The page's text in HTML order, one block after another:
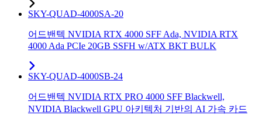
SKY-QUAD-4000SA-20
어드밴텍 NVIDIA RTX 4000 SFF Ada, NVIDIA RTX
4000 Ada PCIe 20GB SSFH w/ATX BKT BULK
SKY-QUAD-4000SB-24
어드밴텍 NVIDIA RTX PRO 4000 SFF Blackwell,
NVIDIA Blackwell GPU 아키텍처 기반의 AI 가속 카드